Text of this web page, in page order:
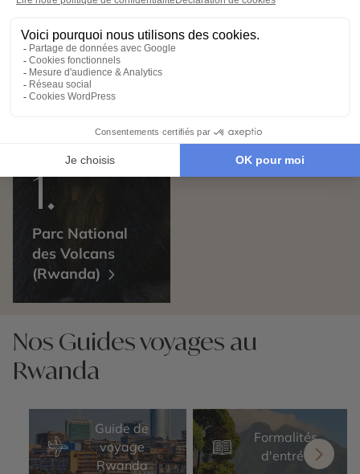
Parc National
des Volcans
(Rwanda)
Nos Guides voyages au
Rwanda
Guide de
voyage
Rwanda
Formalités
d'entrée